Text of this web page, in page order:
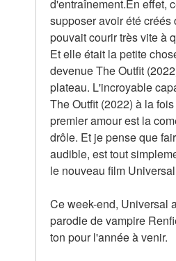
d'entraînement.En effet,
supposer avoir été
pouvait courir très vite à
Et elle était la petite
devenue The Outfit
plateau. L'incroyable
The Outfit (2022) à la
premier amour est la
drôle. Et je pense que
audible, est tout
le nouveau film
Ce week-end, Universal
parodie de vampire
ton pour l'année à venir.